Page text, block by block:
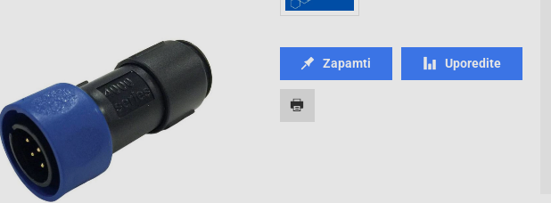
Zapamti Uporedite